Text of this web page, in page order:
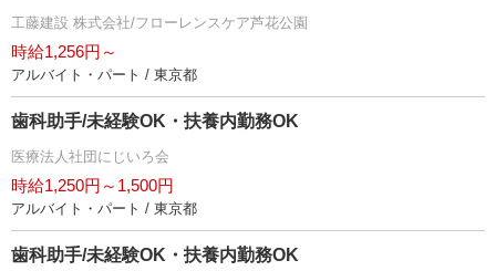
工藤建設 株式会社/フローレンスケア芦花公園
時給1,256円～
アルバイト・パート / 東京都
歯科助手/未経験OK・扶養内勤務OK
医療法人社団にじいろ会
時給1,250円～1,500円
アルバイト・パート / 東京都
歯科助手/未経験OK・扶養内勤務OK